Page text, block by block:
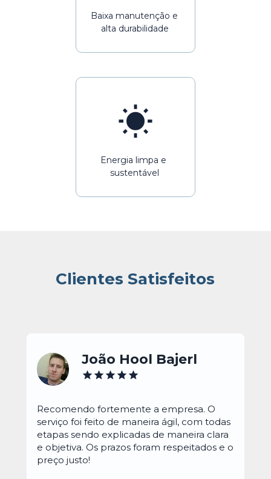
Baixa manutenção e
alta durabilidade
Energia limpa e
sustentável
Clientes Satisfeitos
João Hool Bajerl
Recomendo fortemente a empresa. O
serviço foi feito de maneira ágil, com todas
etapas sendo explicadas de maneira clara
e objetiva. Os prazos foram respeitados e o
preço justo!